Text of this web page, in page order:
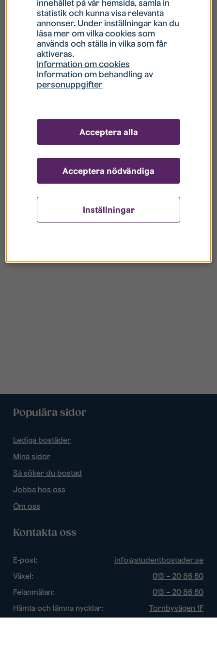
Hur gör jag om mitt konto är låst?
Hur gör jag när jag glömt mitt lösenord?
Vad innebär Gästkonto/Gästanvändare?
Populära sidor
Lediga bostäder
Mina sidor
Så söker du bostad
Jobba hos oss
Om oss
Kontakta oss
E-post:
info@studentbostader.se
Växel:
013 – 20 86 60
Felanmälan:
013 – 20 86 60
Hämta och lämna nycklar:
Tornbyvägen 1F
innehållet på vår hemsida, samla in
statistik och kunna visa relevanta
annonser. Under inställningar kan du
läsa mer om vilka cookies som
används och ställa in vilka som får
aktiveras.
Information om cookies
Information om behandling av
personuppgifter
Inställningar
Acceptera nödvändiga
Acceptera alla